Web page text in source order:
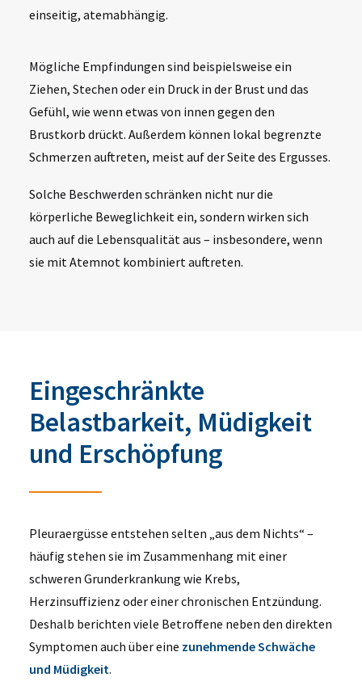
einseitig, atemabhängig.
Mögliche Empfindungen sind beispielsweise ein
Ziehen, Stechen oder ein Druck in der Brust und das
Gefühl, wie wenn etwas von innen gegen den
Brustkorb drückt. Außerdem können lokal begrenzte
Schmerzen auftreten, meist auf der Seite des Ergusses.
Solche Beschwerden schränken nicht nur die
körperliche Beweglichkeit ein, sondern wirken sich
auch auf die Lebensqualität aus – insbesondere, wenn
sie mit Atemnot kombiniert auftreten.
Eingeschränkte
Belastbarkeit, Müdigkeit
und Erschöpfung
Pleuraergüsse entstehen selten „aus dem Nichts“ –
häufig stehen sie im Zusammenhang mit einer
schweren Grunderkrankung wie Krebs,
Herzinsuffizienz oder einer chronischen Entzündung.
Deshalb berichten viele Betroffene neben den direkten
Symptomen auch über eine zunehmende Schwäche
und Müdigkeit.